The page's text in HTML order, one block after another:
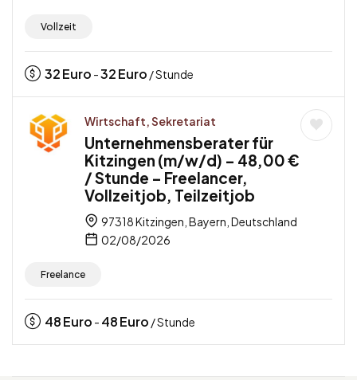
Vollzeit
32Euro -32Euro / Stunde
Wirtschaft, Sekretariat
Unternehmensberater für
Kitzingen (m/w/d) – 48,00 €
/ Stunde – Freelancer,
Vollzeitjob, Teilzeitjob
97318 Kitzingen, Bayern, Deutschland
02/08/2026
Freelance
48Euro - 48Euro / Stunde